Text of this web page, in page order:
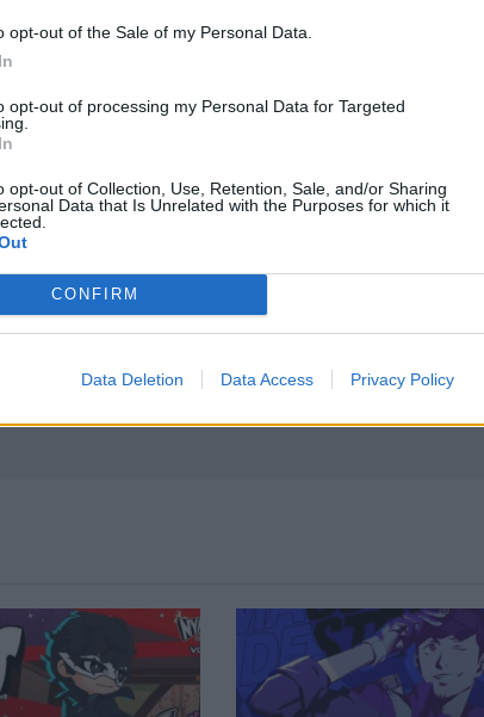
opt-out of the Sale of my Personal Data.
opt-out of processing my Personal Data for Targeted
opt-out of Collection, Use, Retention, Sale, and/or Sharing
Data that Is Unrelated with the Purposes for which it
CONFIRM
Data Deletion Data Access Privacy Policy
Next
Persona 5 Royal: trailer per Takuto